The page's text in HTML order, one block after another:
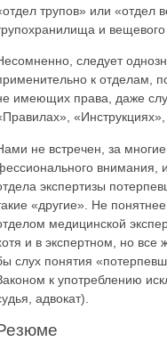
трупов» или «отдел
и вещевого
следует
к отделам,
имеющих права, даже
не встречен, за
внимания,
экспертизы
«другие». Не
медицинской
и в экспертном, но
слух понятия
к употреблению
адвокат).